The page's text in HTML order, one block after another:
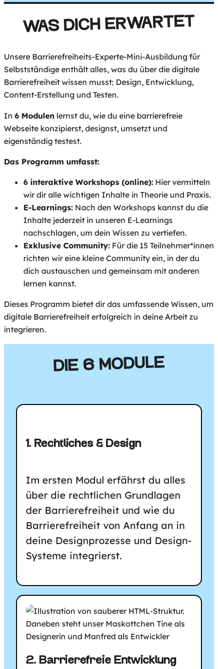
WAS DICH ERWARTET
Unsere Barrierefreiheits-Experte-Mini-Ausbildung für
Selbstständige enthält alles, was du über die digitale
Barrierefreiheit wissen musst: Design, Entwicklung,
Content-Erstellung und Testen.
In 6 Modulen lernst du, wie du eine barrierefreie
Webseite konzipierst, designst, umsetzt und
eigenständig testest.
Das Programm umfasst:
6 interaktive Workshops (online): Hier vermitteln
wir dir alle wichtigen Inhalte in Theorie und Praxis.
E-Learnings: Nach den Workshops kannst du die
Inhalte jederzeit in unseren E-Learnings
nachschlagen, um dein Wissen zu vertiefen.
Exklusive Community: Für die 15 Teilnehmer*innen
richten wir eine kleine Community ein, in der du
dich austauschen und gemeinsam mit anderen
lernen kannst.
Dieses Programm bietet dir das umfassende Wissen, um
digitale Barrierefreiheit erfolgreich in deine Arbeit zu
integrieren.
DIE 6 MODULE
1. Rechtliches & Design
Im ersten Modul erfährst du alles
über die rechtlichen Grundlagen
der Barrierefreiheit und wie du
Barrierefreiheit von Anfang an in
deine Designprozesse und Design-
Systeme integrierst.
2. Barrierefreie Entwicklung